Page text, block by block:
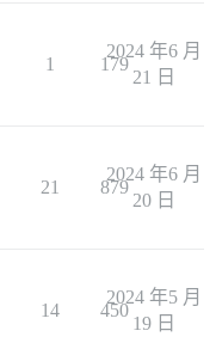
1 179
2024 年6 月
21 日
21 879
2024 年6 月
20 日
14 450
2024 年5 月
19 日